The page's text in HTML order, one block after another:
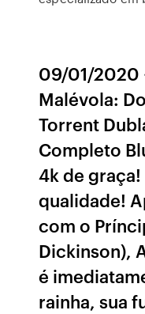
09/01/2020
Malévola:
Torrent
Completo
4k de
qualidade!
com o
Dickinson),
é
rainha, sua